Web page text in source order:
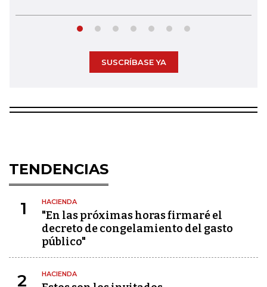
SUSCRÍBASE YA
TENDENCIAS
1 HACIENDA
"En las próximas horas firmaré el
decreto de congelamiento del gasto
público"
2 HACIENDA